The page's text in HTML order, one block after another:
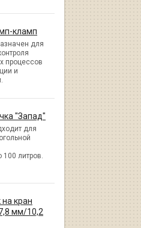
кламп
для
процессов
и
"Запад"
для
литров.
кран
мм/10,2